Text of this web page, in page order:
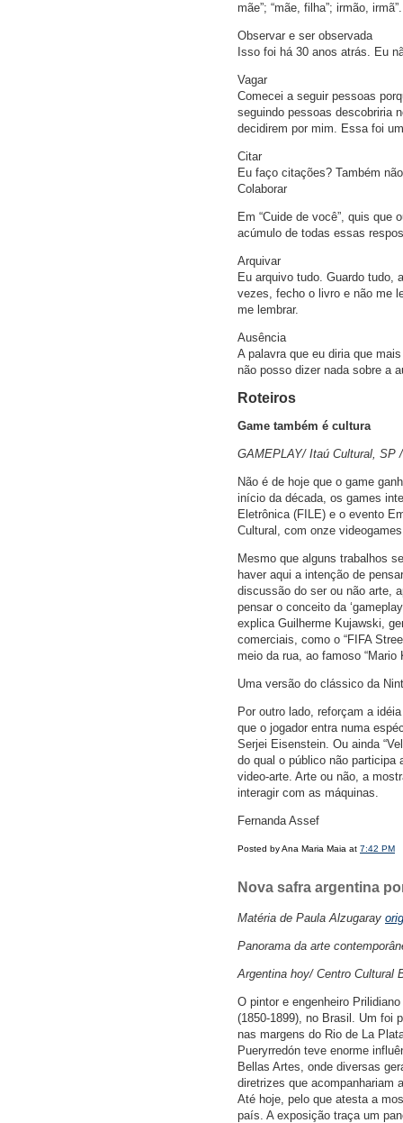
mãe”; “mãe, filha”; irmão, irmã”.
Observar e ser observada
Isso foi há 30 anos atrás. Eu
Vagar
Comecei a seguir pessoas
seguindo pessoas descobriria
decidirem por mim. Essa foi
Citar
Eu faço citações? Também
Colaborar
Em “Cuide de você”, quis
acúmulo de todas essas
Arquivar
Eu arquivo tudo. Guardo tudo,
vezes, fecho o livro e não me
me lembrar.
Ausência
A palavra que eu diria que
não posso dizer nada sobre a
Roteiros
Game também é cultura
GAMEPLAY/ Itaú Cultural, SP
Não é de hoje que o game
início da década, os games
Eletrônica (FILE) e o evento
Cultural, com onze
Mesmo que alguns trabalhos
haver aqui a intenção de
discussão do ser ou não arte,
pensar o conceito da
explica Guilherme Kujawski,
comerciais, como o “FIFA
meio da rua, ao famoso “Mario
Uma versão do clássico da
Por outro lado, reforçam a
que o jogador entra numa
Serjei Eisenstein. Ou ainda
do qual o público não participa
video-arte. Arte ou não, a
interagir com as máquinas.
Fernanda Assef
Posted by Ana Maria Maia at 7:42 PM
Nova safra argentina
Matéria de Paula Alzugaray
Panorama da arte
Argentina hoy/ Centro Cultural
O pintor e engenheiro
(1850-1899), no Brasil. Um foi
nas margens do Rio de La
Pueryrredón teve enorme
Bellas Artes, onde diversas
diretrizes que acompanhariam
Até hoje, pelo que atesta a
país. A exposição traça um